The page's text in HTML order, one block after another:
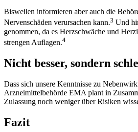
Bisweilen informieren aber auch die
Nervenschäden verursachen kann.3 Und
genommen, da es Herzschwäche und
strengen Auflagen.4
Nicht besser, sondern
Dass sich unsere Kenntnisse zu
Arzneimittelbehörde EMA plant in
Zulassung noch weniger über Risiken
Fazit